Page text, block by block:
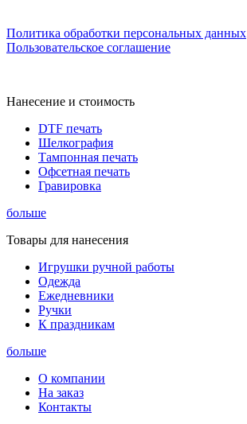
Политика обработки персональных данных
Пользовательское соглашение
Нанесение и стоимость
DTF печать
Шелкография
Тампонная печать
Офсетная печать
Гравировка
больше
Товары для нанесения
Игрушки ручной работы
Одежда
Ежедневники
Ручки
К праздникам
больше
О компании
На заказ
Контакты